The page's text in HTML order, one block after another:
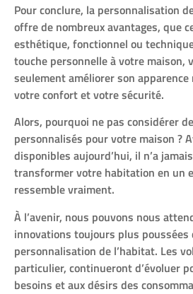
Pour conclure, la personnalisation
offre de nombreux avantages, que
esthétique, fonctionnel ou
touche personnelle à votre maison,
seulement améliorer son
votre confort et votre sécurité.
Alors, pourquoi ne pas considérer
personnalisés pour votre maison ?
disponibles aujourd’hui, il n’a
transformer votre habitation en un
ressemble vraiment.
À l’avenir, nous pouvons nous
innovations toujours plus poussées
personnalisation de l’habitat. Les
particulier, continueront d’évoluer
besoins et aux désirs des